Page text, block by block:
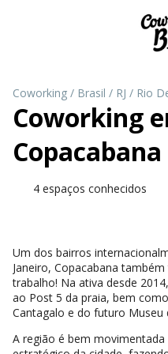
Coworking / Brasil / RJ / Rio
Coworking
Copacabana
Um dos bairros
Janeiro, Copacabana
trabalho! Na ativa desde
ao Post 5 da praia, bem
Cantagalo e do futuro Museu
A região é bem
4 espaços conhecidos